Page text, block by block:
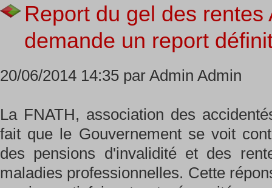
Report du gel des rentes
demande un report
20/06/2014 14:35 par Admin Admin
La FNATH, association des
fait que le Gouvernement se voit
des pensions d'invalidité et des
maladies professionnelles. Cette